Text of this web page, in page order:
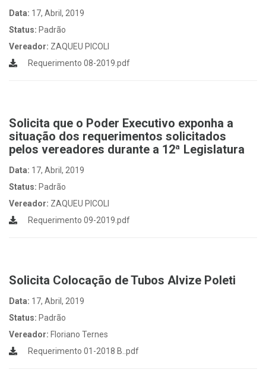
Data: 17, Abril, 2019
Status: Padrão
Vereador: ZAQUEU PICOLI
Requerimento 08-2019.pdf
Solicita que o Poder Executivo exponha a
situação dos requerimentos solicitados
pelos vereadores durante a 12ª Legislatura
Data: 17, Abril, 2019
Status: Padrão
Vereador: ZAQUEU PICOLI
Requerimento 09-2019.pdf
Solicita Colocação de Tubos Alvize Poleti
Data: 17, Abril, 2019
Status: Padrão
Vereador: Floriano Ternes
Requerimento 01-2018 B..pdf